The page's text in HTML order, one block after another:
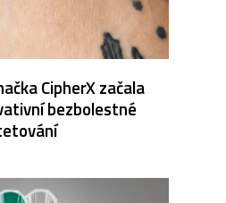
CipherX začala
bezbolestné